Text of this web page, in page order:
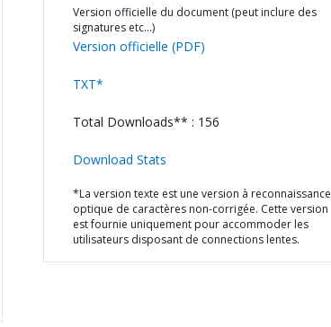
Version officielle du document (peut inclure des
signatures etc…)
Version officielle (PDF)
TXT*
Total Downloads** : 156
Download Stats
*La version texte est une version à reconnaissance
optique de caractères non-corrigée. Cette version
est fournie uniquement pour accommoder les
utilisateurs disposant de connections lentes.